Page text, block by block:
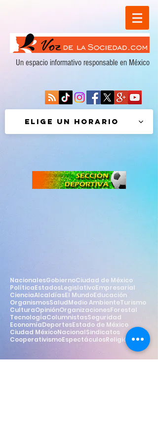
Un espacio informativo responsable en México
Elige un horario
NacionalesGobiernoCiudad de México
PolíticaEstadosLegislativoEmpresarial
CienciaAlcaldíasEl MundoEducación
OrganismosSaludMedio AmbienteTurismo
CulturaOpiniónOrganizacionesForestal
TecnologíaColumnistasSeguridad
EconomíaDeportesEstado de México
Ciudad MéxicoNacionalSindicatos
CooperativismoEspectáculosReligión Estilo